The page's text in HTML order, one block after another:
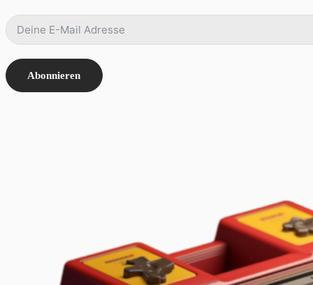
Abonnieren